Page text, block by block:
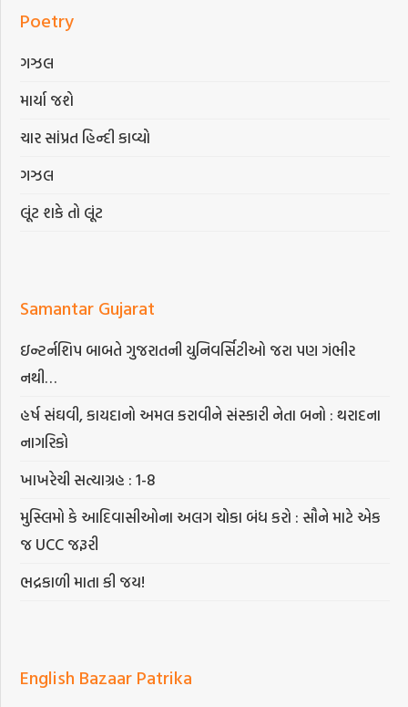
Poetry
ગઝલ
માર્યા જશે
ચાર સાંપ્રત હિન્દી કાવ્યો
ગઝલ
લૂંટ શકે તો લૂંટ
Samantar Gujarat
ઇન્ટર્નશિપ બાબતે ગુજરાતની યુનિવર્સિટીઓ જરા પણ ગંભીર
નથી…
હર્ષ સંઘવી, કાયદાનો અમલ કરાવીને સંસ્કારી નેતા બનો : થરાદના
નાગરિકો
ખાખરેચી સત્યાગ્રહ : 1-8
મુસ્લિમો કે આદિવાસીઓના અલગ ચોકા બંધ કરો : સૌને માટે એક
જ UCC જરૂરી
ભદ્રકાળી માતા કી જય!
English Bazaar Patrika